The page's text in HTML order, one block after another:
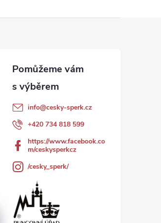
info@cesky-sperk.cz
+420 734 818 599
https://www.facebook.co
m/ceskysperkcz
/cesky_sperk/